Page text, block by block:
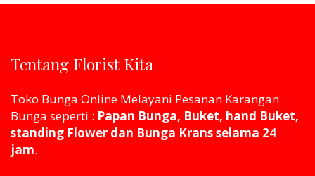
Tentang Florist Kita
Toko Bunga Online Melayani Pesanan Karangan
Bunga seperti : Papan Bunga, Buket, hand Buket,
standing Flower dan Bunga Krans selama 24
jam.